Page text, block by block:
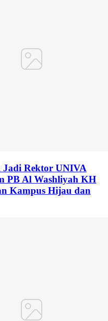
Rektor UNIVA
PB Al Washliyah KH
Kampus Hijau dan